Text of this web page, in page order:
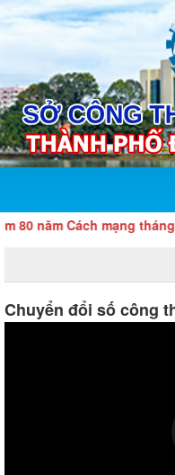
mạng tháng Tám và
Chuyển đổi số công